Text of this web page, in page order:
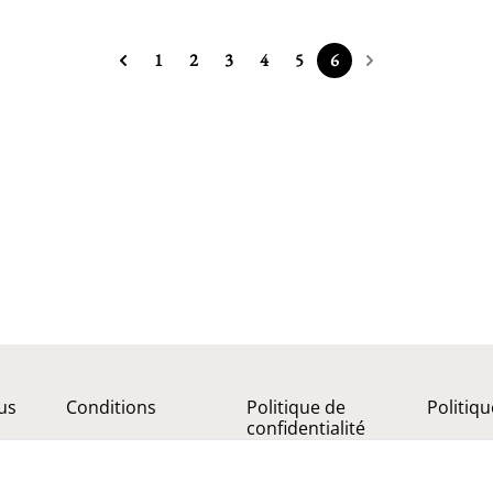
1 2 3 4 5 6
Conditions
Politique de
confidentialité